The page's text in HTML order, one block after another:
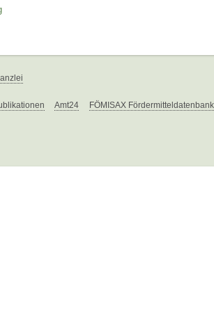
Amt24 FÖMISAX Fördermitteldatenbank